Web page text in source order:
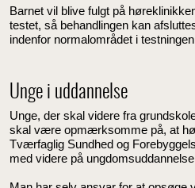
Barnet vil blive fulgt på
testet, så behandlingen kan
indenfor normalområdet i
Unge i uddannelse
Unge, der skal videre fra
skal være opmærksomme på, at
Tværfaglig Sundhed og
med videre på